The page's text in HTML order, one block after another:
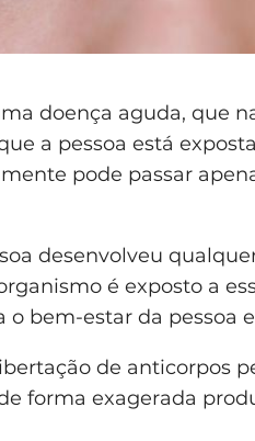
doença aguda, que
a pessoa está
pode passar
desenvolveu
é exposto a
o bem-estar da pessoa
de anticorpos
forma exagerada